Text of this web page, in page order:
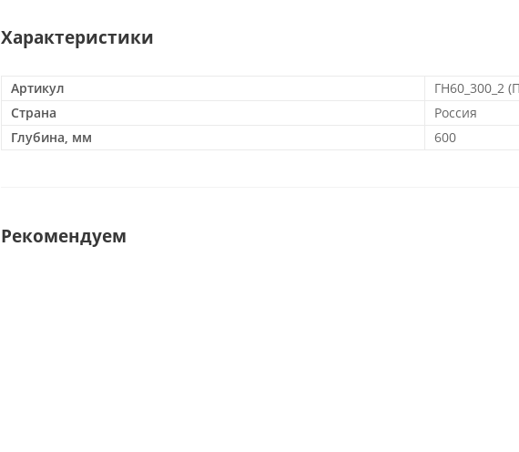
Характеристики
Артикул
ГН60_300_2
Страна
Россия
Глубина, мм
600
Рекомендуем